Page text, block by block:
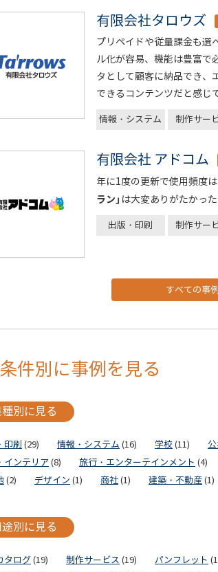
有限会社タロウズ
プリペイドや従量課金も選
ル化が容易、機能は豊富で
タとして顧客に納品でき、
できるコンテンツだと感じ
情報・システム 制作サー
有限会社 アドコム
年に1度の更新で使用頻度は
ラン」 は大変ありがたかった
出版・印刷 制作サー
すべての事
条件別に事例を見る
別に見る
印刷 (29) 情報・システム (16) 学校 (11)
インテリア (8) 旅行・エンターテインメント (4)
(2) デザイン (1) 商社 (1) 建築・不動産 (1)
途別に見る
タログ (19) 制作サービス (19) パンフレット